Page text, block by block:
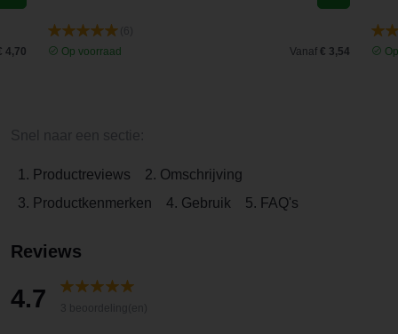
4,70
Op voorraad
Vanaf € 3,54
1. Productreviews
2. Omschrijving
3. Productkenmerken
4. Gebruik 5. FAQ's
Reviews
4.7